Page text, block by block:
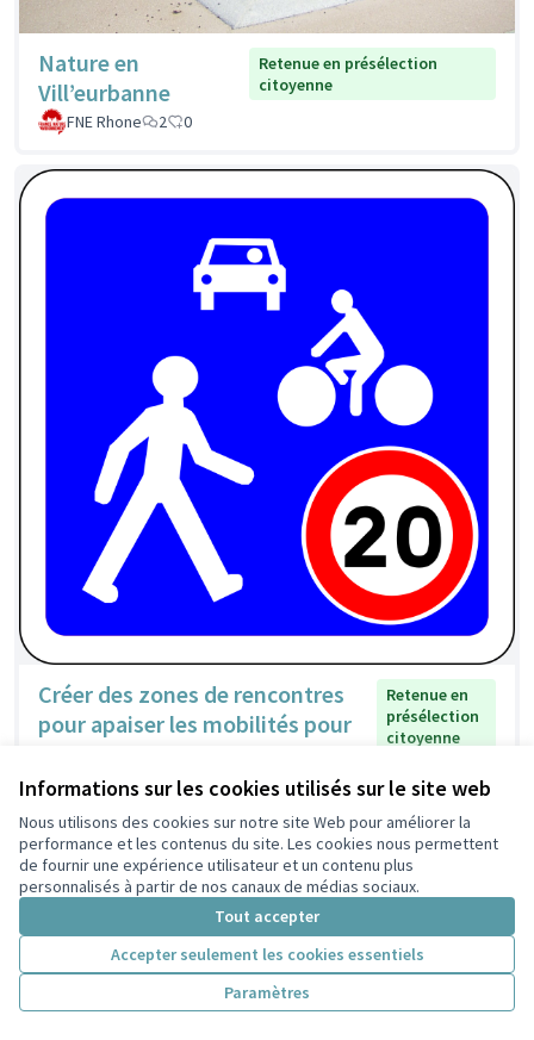
Informations sur les cookies utilisés sur le site web
Nous utilisons des cookies sur notre site Web pour améliorer la
performance et les contenus du site. Les cookies nous permettent
de fournir une expérience utilisateur et un contenu plus
personnalisés à partir de nos canaux de médias sociaux.
Tout accepter
Accepter seulement les cookies essentiels
Paramètres
Nature en
Vill’eurbanne
Retenue en présélection
citoyenne
FNE Rhone
2 0
Créer des zones de rencontres
pour apaiser les mobilités pour
Retenue en
présélection
citoyenne
Lamfou 2 0